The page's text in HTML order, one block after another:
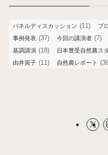
パネルディスカッション (11) プ
事例発表 (37) 今回の講演者 (7)
基調講演 (18) 日本豊受自然農ス
由井寅子 (11) 自然農レポート